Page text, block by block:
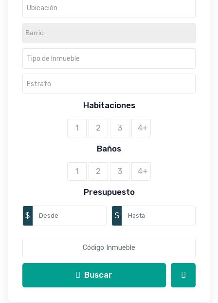
Ubicación
Tipo de Inmueble
Estrato
Habitaciones
1 2 3 4+
Baños
1 2 3 4+
Presupuesto
$ $
Buscar